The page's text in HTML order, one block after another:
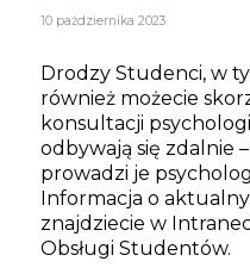
10 października 2023
Drodzy Studenci, w
również możecie
konsultacji
odbywają się zdalnie
prowadzi je
Informacja o
znajdziecie w
Obsługi Studentów.